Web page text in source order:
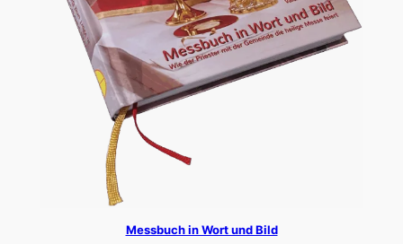
Messbuch in Wort und Bild